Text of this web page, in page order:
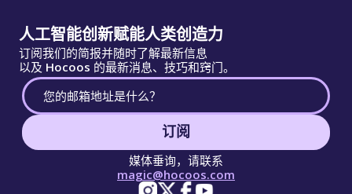
人工智能创新赋能人类创造力
订阅我们的简报并随时了解最新信息
以及 Hocoos 的最新消息、技巧和窍门。
订阅
媒体垂询，请联系
magic@hocoos.com